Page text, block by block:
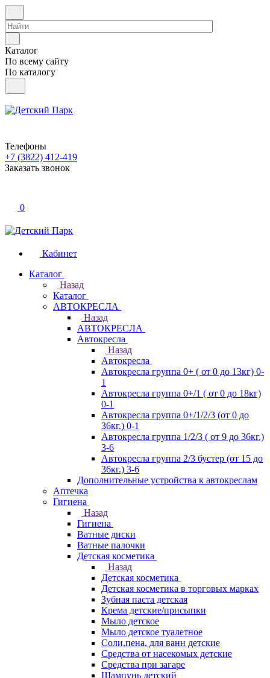
Каталог
По всему сайту
По каталогу
Телефоны
+7 (3822) 412-419
Заказать звонок
0
Кабинет
Каталог
Назад
Каталог
АВТОКРЕСЛА
Назад
АВТОКРЕСЛА
Автокресла
Назад
Автокресла
Автокресла группа 0+ ( от 0 до 13кг) 0-
1
Автокресла группа 0+/1 ( от 0 до 18кг)
0-1
Автокресла группа 0+/1/2/3 (от 0 до
36кг.) 0-1
Автокресла группа 1/2/3 ( от 9 до 36кг.)
3-6
Автокресла группа 2/3 бустер (от 15 до
36кг.) 3-6
Дополнительные устройства к автокреслам
Аптечка
Гигиена
Назад
Гигиена
Ватные диски
Ватные палочки
Детская косметика
Назад
Детская косметика
Детская косметика в торговых марках
Зубная паста детская
Крема детские/присыпки
Мыло детское
Мыло детское туалетное
Соли,пена, для ванн детские
Средства от насекомых детские
Средства при загаре
Шампунь детский